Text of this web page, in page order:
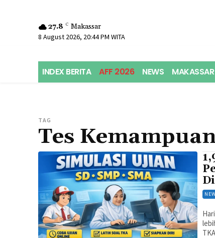
27.8 C Makassar
8 August 2026, 20:44 PM WITA
INDEX BERITA AFF 2026 NEWS MAKASSAR
TAG
Tes